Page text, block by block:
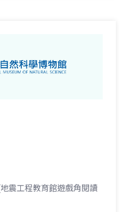
震工程教育館遊戲角閱讀